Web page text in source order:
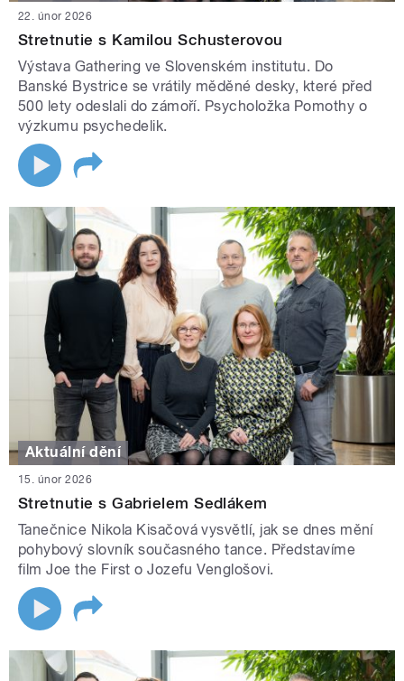
22. únor 2026
Stretnutie s Kamilou Schusterovou
Výstava Gathering ve Slovenském institutu. Do
Banské Bystrice se vrátily měděné desky, které před
500 lety odeslali do zámoří. Psycholožka Pomothy o
výzkumu psychedelik.
Aktuální dění
15. únor 2026
Stretnutie s Gabrielem Sedlákem
Tanečnice Nikola Kisačová vysvětlí, jak se dnes mění
pohybový slovník současného tance. Představíme
film Joe the First o Jozefu Venglošovi.